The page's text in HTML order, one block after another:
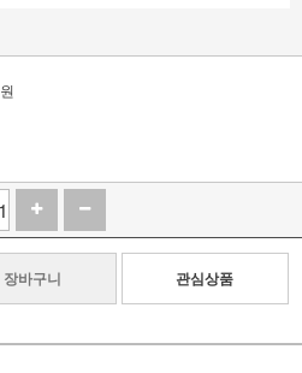
원
장바구니 관심상품